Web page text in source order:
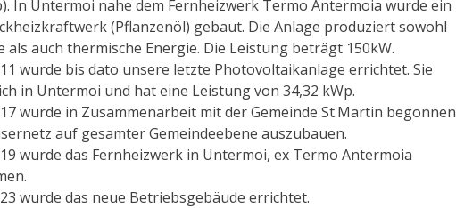
In Untermoi nahe dem Fernheizwerk Termo Antermoia wurde ein
(Pflanzenöl) gebaut. Die Anlage produziert sowohl
als auch thermische Energie. Die Leistung beträgt 150kW.
wurde bis dato unsere letzte Photovoltaikanlage errichtet. Sie
in Untermoi und hat eine Leistung von 34,32 kWp.
wurde in Zusammenarbeit mit der Gemeinde St.Martin begonnen
auf gesamter Gemeindeebene auszubauen.
wurde das Fernheizwerk in Untermoi, ex Termo Antermoia
wurde das neue Betriebsgebäude errichtet.